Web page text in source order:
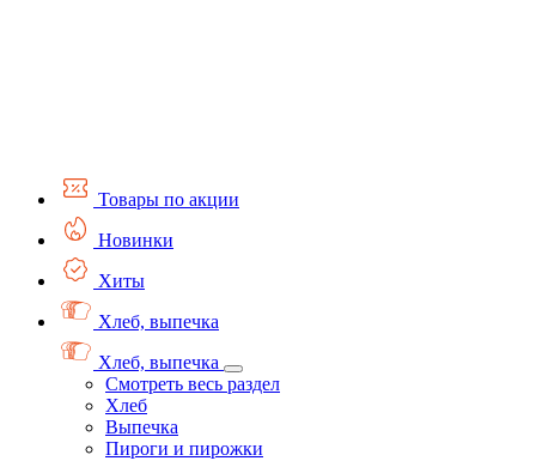
Товары по акции
Новинки
Хиты
Хлеб, выпечка
Хлеб, выпечка
Смотреть весь раздел
Хлеб
Выпечка
Пироги и пирожки